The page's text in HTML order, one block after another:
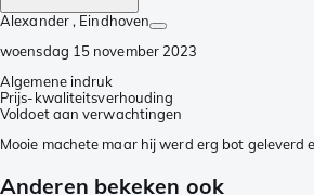
Alexander , Eindhoven
woensdag 15 november 2023
Algemene indruk
Prijs-kwaliteitsverhouding
Voldoet aan verwachtingen
Mooie machete maar hij werd erg bot geleverd
Anderen bekeken ook